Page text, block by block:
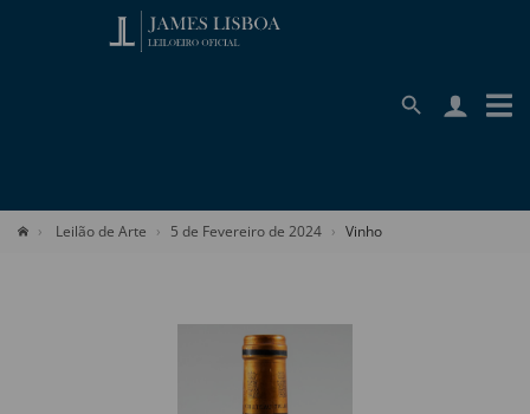
Leilão de Arte 5 de Fevereiro de 2024 Vinho